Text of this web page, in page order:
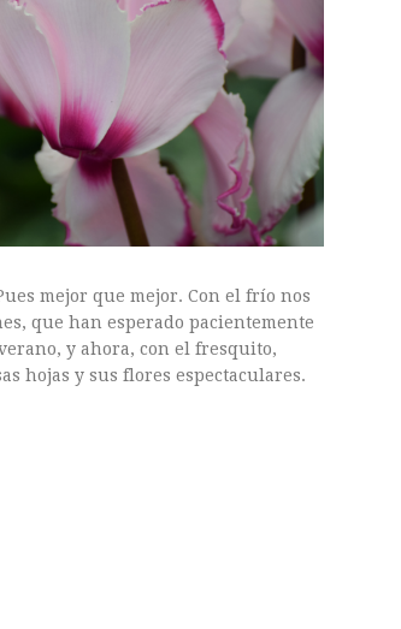
mejor que mejor. Con el frío nos
que han esperado pacientemente
y ahora, con el fresquito,
hojas y sus flores espectaculares.